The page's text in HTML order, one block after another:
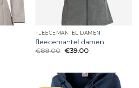
FLEECEMANTEL DAMEN
fleecemantel damen
€88.00 €39.00